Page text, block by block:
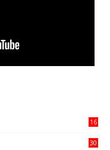
16
30